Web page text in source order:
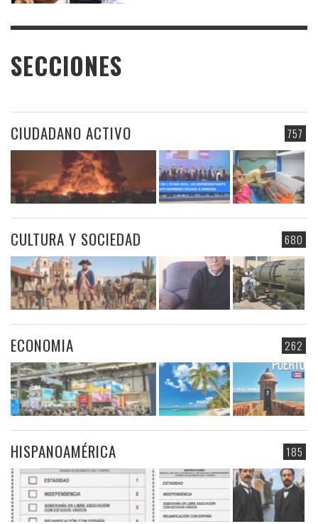
SECCIONES
757
CIUDADANO ACTIVO
680
CULTURA Y SOCIEDAD
262
ECONOMIA
185
HISPANOAMÉRICA